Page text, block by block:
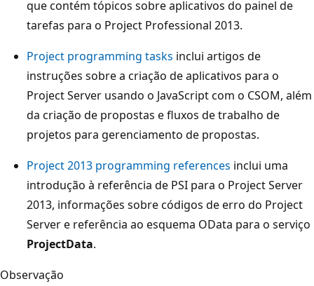
que contém tópicos sobre aplicativos do painel de
tarefas para o Project Professional 2013.
Project programming tasks inclui artigos de
instruções sobre a criação de aplicativos para o
Project Server usando o JavaScript com o CSOM, além
da criação de propostas e fluxos de trabalho de
projetos para gerenciamento de propostas.
Project 2013 programming references inclui uma
introdução à referência de PSI para o Project Server
2013, informações sobre códigos de erro do Project
Server e referência ao esquema OData para o serviço
ProjectData.
Observação